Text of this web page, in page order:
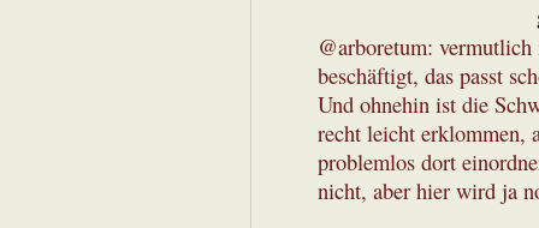
@arboretum:
beschäftigt, das passt
Und ohnehin ist die
recht leicht erklommen,
problemlos dort
nicht, aber hier wird ja